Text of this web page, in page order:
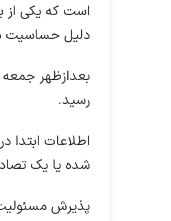
است که یکی از
دلیل حساسیت
بعدازظهر
رسید.
اطلاعات ابتدا
شده یا یک
پذیرش